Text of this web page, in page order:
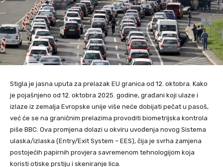
Stigla je jasna uputa za prelazak EU granica od 12. oktobra. Kako
je pojašnjeno od 12. oktobra 2025. godine, građani koji ulaze i
izlaze iz zemalja Evropske unije više neće dobijati pečat u pasoš,
već će se na graničnim prelazima provoditi biometrijska kontrola
piše BBC. Ova promjena dolazi u okviru uvođenja novog Sistema
ulaska/izlaska (Entry/Exit System – EES), čija je svrha zamjena
postojećih papirnih provjera savremenom tehnologijom koja
koristi otiske prstiju i skeniranje lica.